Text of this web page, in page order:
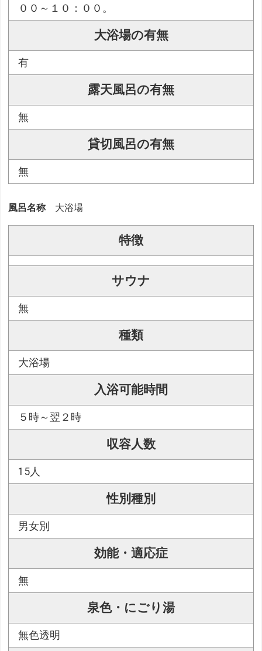
００～１０：００。
大浴場の有無
有
露天風呂の有無
無
貸切風呂の有無
無
風呂名称 大浴場
特徴
サウナ
無
種類
大浴場
入浴可能時間
５時～翌２時
収容人数
15人
性別種別
男女別
効能・適応症
無
泉色・にごり湯
無色透明